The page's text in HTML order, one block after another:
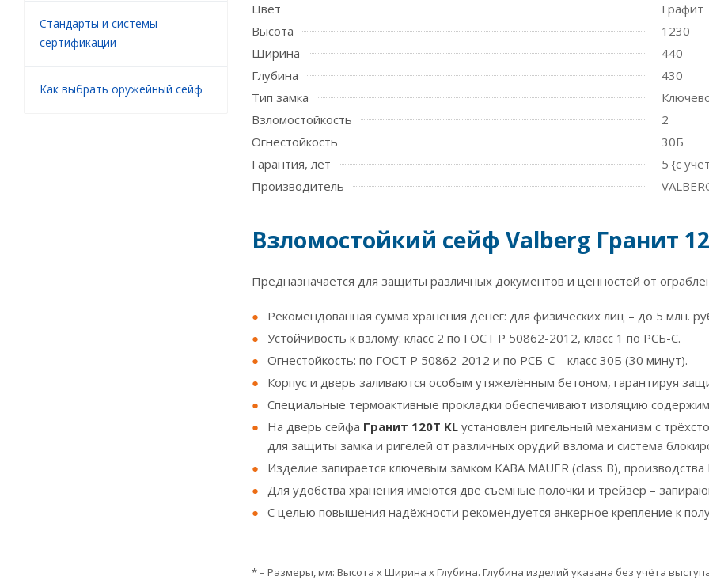
Цвет
Графит
Высота
1230
Ширина
440
Глубина
430
Тип замка
Взломостойкость
2
Огнестойкость
30Б
Гарантия, лет
5 {с
Производитель
Взломостойкий сейф Valberg Гранит
Предназначается для защиты различных документов и ценностей от
Рекомендованная сумма хранения денег: для физических лиц – до 5 млн.
Устойчивость к взлому: класс 2 по ГОСТ Р 50862-2012, класс 1 по РСБ-С.
Огнестойкость: по ГОСТ Р 50862-2012 и по РСБ-С – класс 30Б (30 минут).
Корпус и дверь заливаются особым утяжелённым бетоном, гарантируя
Специальные термоактивные прокладки обеспечивают изоляцию
На дверь сейфа Гранит 120T KL установлен ригельный механизм с
для защиты замка и ригелей от различных орудий взлома и система
Изделие запирается ключевым замком KABA MAUER (class B), производства
Для удобства хранения имеются две съёмные полочки и трейзер –
С целью повышения надёжности рекомендуется анкерное крепление к
* – Размеры, мм: Высота x Ширина x Глубина. Глубина изделий указана без учёта
Стандарты и системы
сертификации
Как выбрать оружейный сейф